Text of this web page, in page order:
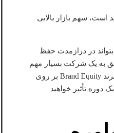
است، سهم بازار بالایی
بتواند در درازمدت حفظ
به یک شرکت بسیار مهم
است ، زیرا با ایجاد ارزش برای برند Brand Equity بر روی
تأثیر خواهید